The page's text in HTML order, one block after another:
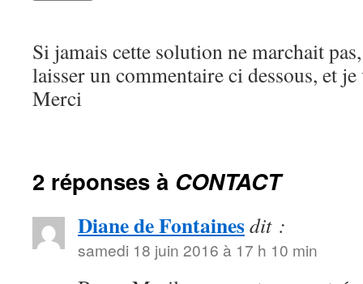
Si jamais cette solution ne marchait
laisser un commentaire ci dessous, et
Merci
2 réponses à CONTACT
Diane de Fontainesdit :
samedi 18 juin 2016 à 17 h 10 min